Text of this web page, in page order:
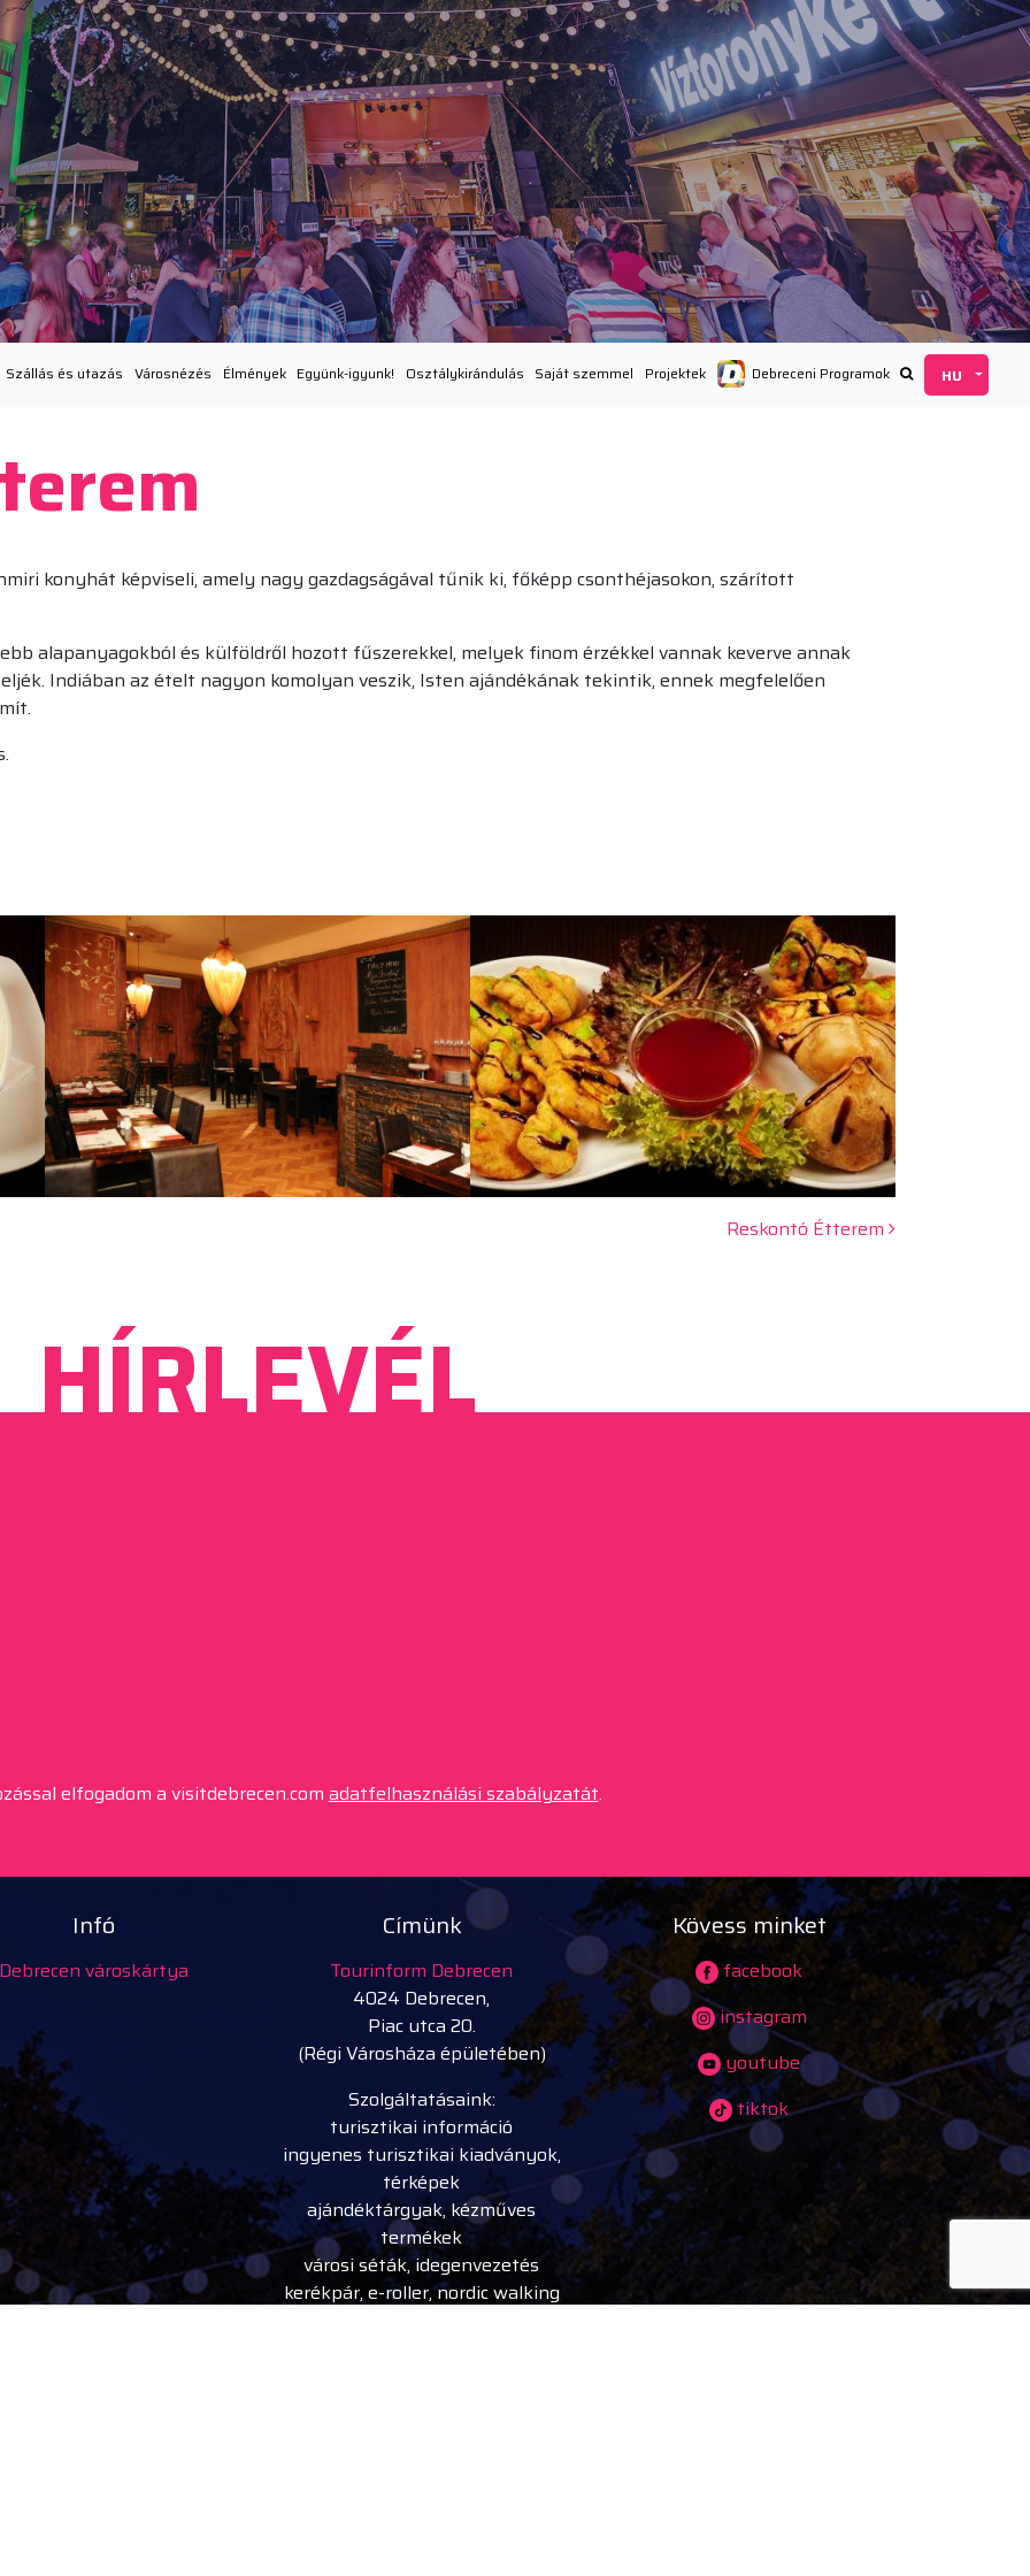
Szállás és utazás Városnézés Élmények Együnk-igyunk! Osztálykirándulás Saját szemmel Projektek Debreceni Programok
konyhát képviseli, amely nagy gazdagságával tűnik ki, főképp csonthéjasokon, szárított
alapanyagokból és külföldről hozott fűszerekkel, melyek finom érzékkel vannak keverve annak
Indiában az ételt nagyon komolyan veszik, Isten ajándékának tekintik, ennek megfelelően
Reskontó Étterem
HÍRLEVÉL
elfogadom a visitdebrecen.comadatfelhasználási szabályzatát.
Infó
Debrecen városkártya
Címünk
Tourinform Debrecen
4024 Debrecen,
Piac utca 20.
(Régi Városháza épületében)
Szolgáltatásaink:
turisztikai információ
ingyenes turisztikai kiadványok,
térképek
ajándéktárgyak, kézműves
termékek
városi séták, idegenvezetés
kerékpár, e-roller, nordic walking
Kövess minket
facebook
instagram
youtube
tiktok